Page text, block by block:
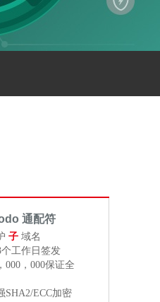
通配符
子 域名
个工作日签发
000，000保证全
SHA2/ECC加密